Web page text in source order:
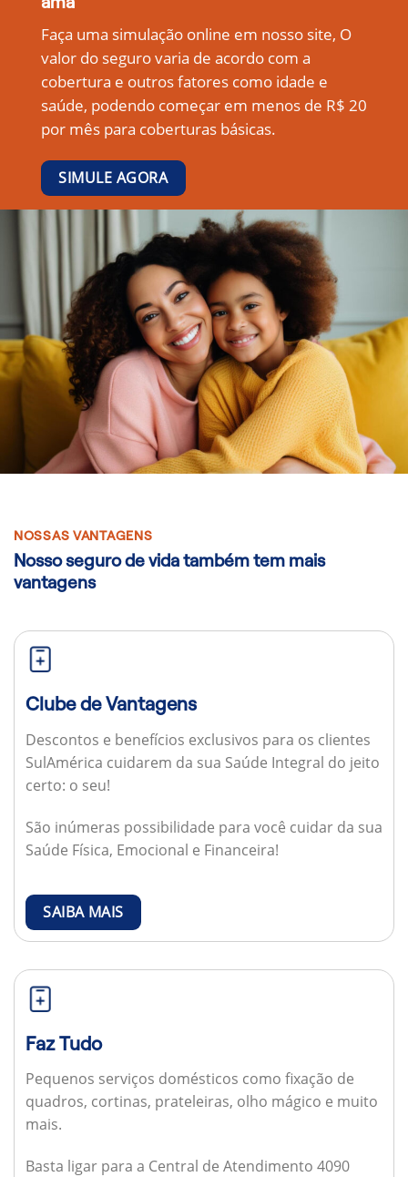
Faça uma simulação online em nosso site, O
valor do seguro varia de acordo com a
cobertura e outros fatores como idade e
saúde, podendo começar em menos de R$ 20
por mês para coberturas básicas.
SIMULE AGORA
NOSSAS VANTAGENS
Nosso seguro de vida também tem mais
vantagens
Clube de Vantagens
Descontos e benefícios exclusivos para os clientes
SulAmérica cuidarem da sua Saúde Integral do jeito
certo: o seu!
São inúmeras possibilidade para você cuidar da sua
Saúde Física, Emocional e Financeira!
SAIBA MAIS
Faz Tudo
Pequenos serviços domésticos como fixação de
quadros, cortinas, prateleiras, olho mágico e muito
mais.
Basta ligar para a Central de Atendimento 4090